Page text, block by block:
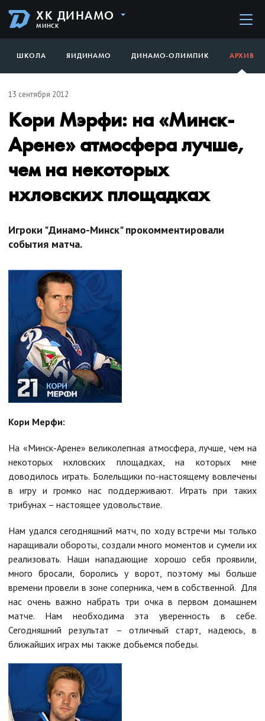
ХК ДИНАМО
МИНСК
ШКОЛА ЯИДИНАМО ДИНАМО-ОЛИМПИК АРХИВ
13 сентября 2012
Кори Мэрфи: на «Минск-
Арене» атмосфера лучше,
чем на некоторых
нхловских площадках
Игроки "Динамо-Минск" прокомментировали
события матча.
Кори Мерфи:
На «Минск-Арене» великолепная атмосфера, лучше, чем на
некоторых нхловских площадках, на которых мне
доводилось играть. Болельщики по-настоящему вовлечены
в игру и громко наc поддерживают. Играть при таких
трибунах – настоящее удовольствие.
Нам удался сегодняшний матч, по ходу встречи мы только
наращивали обороты, создали много моментов и сумели их
реализовать. Наши нападающие хорошо себя проявили,
много бросали, боролись у ворот, поэтому мы больше
времени провели в зоне соперника, чем в собственной. Для
нас очень важно набрать три очка в первом домашнем
матче. Нам необходима эта уверенность в себе.
Сегодняшний результат – отличный старт, надеюсь, в
ближайших играх мы также добьемся победы.